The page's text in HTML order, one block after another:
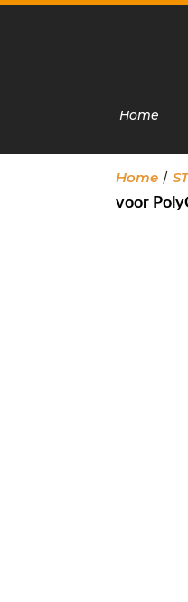
Home
Home /
voor